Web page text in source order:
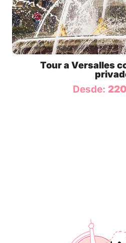
Tour a Versalles
Desde: